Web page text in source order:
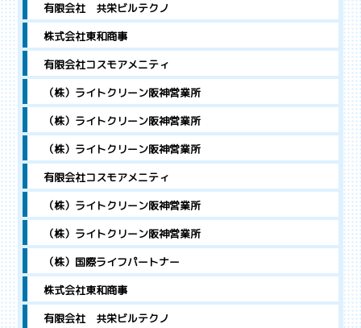
有限会社 共栄ビルテクノ
株式会社東和商事
有限会社コスモアメニティ
（株）ライトクリーン阪神営業所
（株）ライトクリーン阪神営業所
（株）ライトクリーン阪神営業所
有限会社コスモアメニティ
（株）ライトクリーン阪神営業所
（株）ライトクリーン阪神営業所
（株）国際ライフパートナー
株式会社東和商事
有限会社 共栄ビルテクノ